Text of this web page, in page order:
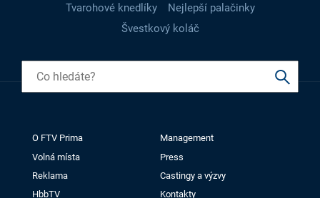
Tvarohové knedlíky
Nejlepší palačinky
Švestkový koláč
O FTV Prima
Management
Volná místa
Press
Reklama
Castingy a výzvy
HbbTV
Kontakty